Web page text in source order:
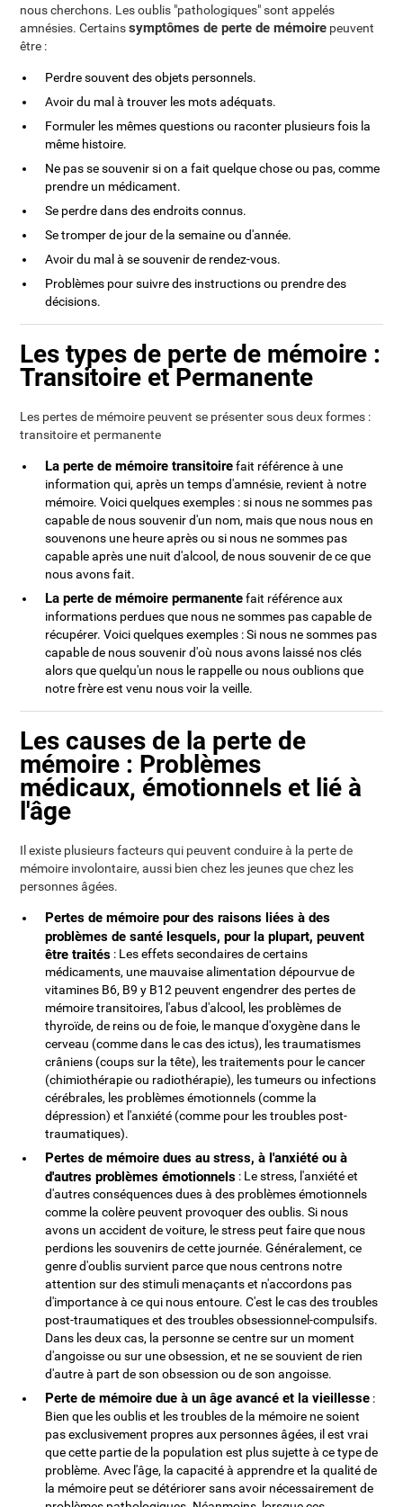
nous cherchons. Les oublis "pathologiques" sont appelés
amnésies. Certainssymptômes de perte de mémoire peuvent
être :
Perdre souvent des objets personnels.
Avoir du mal à trouver les mots adéquats.
Formuler les mêmes questions ou raconter plusieurs fois la
même histoire.
Ne pas se souvenir si on a fait quelque chose ou pas, comme
prendre un médicament.
Se perdre dans des endroits connus.
Se tromper de jour de la semaine ou d'année.
Avoir du mal à se souvenir de rendez-vous.
Problèmes pour suivre des instructions ou prendre des
décisions.
Les types de perte de mémoire :
Transitoire et Permanente
Les pertes de mémoire peuvent se présenter sous deux formes :
transitoire et permanente
La perte de mémoire transitoirefait référence à une
information qui, après un temps d'amnésie, revient à notre
mémoire. Voici quelques exemples : si nous ne sommes pas
capable de nous souvenir d'un nom, mais que nous nous en
souvenons une heure après ou si nous ne sommes pas
capable après une nuit d'alcool, de nous souvenir de ce que
nous avons fait.
La perte de mémoire permanentefait référence aux
informations perdues que nous ne sommes pas capable de
récupérer. Voici quelques exemples : Si nous ne sommes pas
capable de nous souvenir d'où nous avons laissé nos clés
alors que quelqu'un nous le rappelle ou nous oublions que
notre frère est venu nous voir la veille.
Les causes de la perte de
mémoire : Problèmes
médicaux, émotionnels et lié à
l'âge
Il existe plusieurs facteurs qui peuvent conduire à la perte de
mémoire involontaire, aussi bien chez les jeunes que chez les
personnes âgées.
Pertes de mémoire pour des raisons liées à des
problèmes de santé lesquels, pour la plupart, peuvent
être traités : Les effets secondaires de certains
médicaments, une mauvaise alimentation dépourvue de
vitamines B6, B9 y B12 peuvent engendrer des pertes de
mémoire transitoires, l'abus d'alcool, les problèmes de
thyroïde, de reins ou de foie, le manque d'oxygène dans le
cerveau (comme dans le cas des ictus), les traumatismes
crâniens (coups sur la tête), les traitements pour le cancer
(chimiothérapie ou radiothérapie), les tumeurs ou infections
cérébrales, les problèmes émotionnels (comme la
dépression) et l'anxiété (comme pour les troubles post-
traumatiques).
Pertes de mémoire dues au stress, à l'anxiété ou à
d'autres problèmes émotionnels : Le stress, l'anxiété et
d'autres conséquences dues à des problèmes émotionnels
comme la colère peuvent provoquer des oublis. Si nous
avons un accident de voiture, le stress peut faire que nous
perdions les souvenirs de cette journée. Généralement, ce
genre d'oublis survient parce que nous centrons notre
attention sur des stimuli menaçants et n'accordons pas
d'importance à ce qui nous entoure. C'est le cas des troubles
post-traumatiques et des troubles obsessionnel-compulsifs.
Dans les deux cas, la personne se centre sur un moment
d'angoisse ou sur une obsession, et ne se souvient de rien
d'autre à part de son obsession ou de son angoisse.
Perte de mémoire due à un âge avancé et la vieillesse :
Bien que les oublis et les troubles de la mémoire ne soient
pas exclusivement propres aux personnes âgées, il est vrai
que cette partie de la population est plus sujette à ce type de
problème. Avec l'âge, la capacité à apprendre et la qualité de
la mémoire peut se détériorer sans avoir nécessairement de